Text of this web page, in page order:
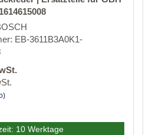
EB-3611B3A0K1-
10 Werktage